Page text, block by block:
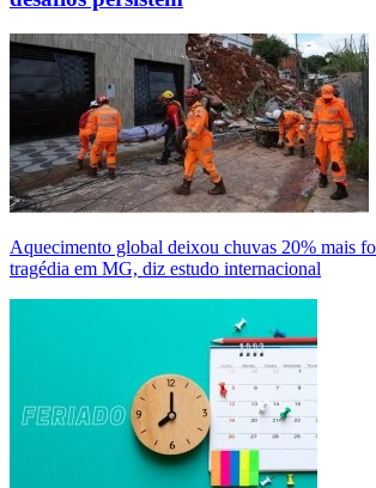
Aquecimento global deixou chuvas 20% mais
tragédia em MG, diz estudo internacional